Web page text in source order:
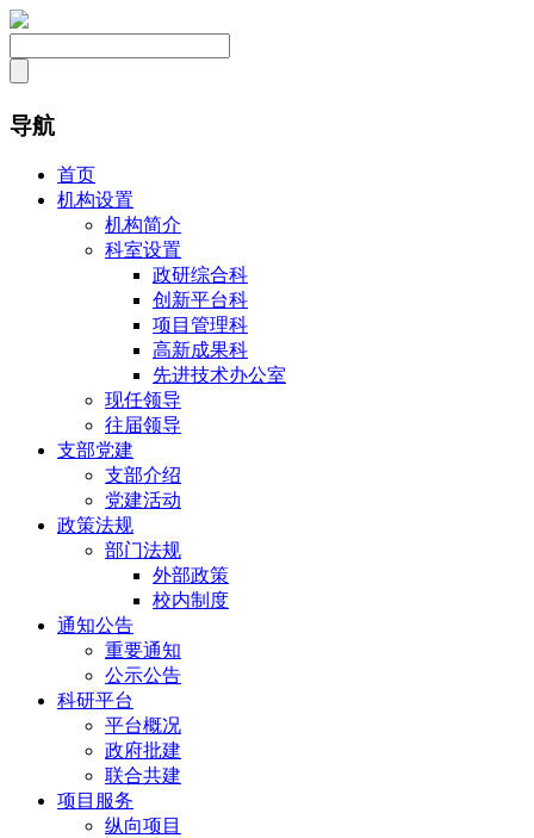
导航
首页
机构设置
机构简介
科室设置
政研综合科
创新平台科
项目管理科
高新成果科
先进技术办公室
现任领导
往届领导
支部党建
支部介绍
党建活动
政策法规
部门法规
外部政策
校内制度
通知公告
重要通知
公示公告
科研平台
平台概况
政府批建
联合共建
项目服务
纵向项目